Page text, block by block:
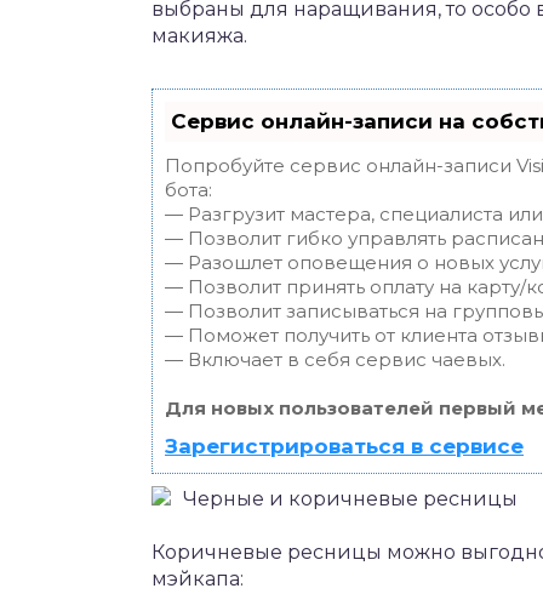
выбраны для наращивания, то особо
макияжа.
Сервис онлайн-записи на
Попробуйте сервис онлайн-записи
бота:
— Разгрузит мастера, специалиста
— Позволит гибко управлять
— Разошлет оповещения о новых
— Позволит принять оплату на карту/
— Позволит записываться на
— Поможет получить от клиента
— Включает в себя сервис чаевых.
Для новых пользователей первый
Зарегистрироваться в сервисе
Черные и коричневые ресницы
Коричневые ресницы можно
мэйкапа: